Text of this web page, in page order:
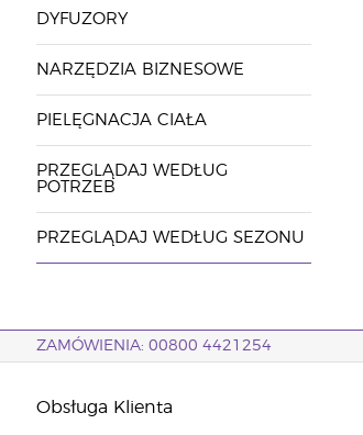
DYFUZORY
NARZĘDZIA BIZNESOWE
PIELĘGNACJA CIAŁA
PRZEGLĄDAJ WEDŁUG
POTRZEB
PRZEGLĄDAJ WEDŁUG SEZONU
ZAMÓWIENIA: 00800 4421254
Obsługa Klienta